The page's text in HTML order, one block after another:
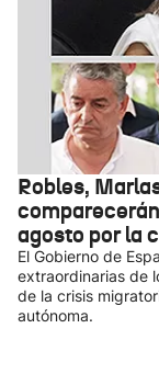
Robles,
agosto por la
El Gobierno de
extraordinarias de
de la crisis
autónoma.